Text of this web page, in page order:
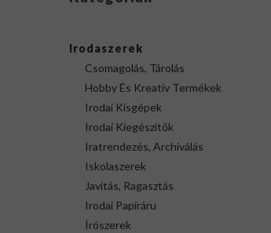
Irodaszerek
Csomagolás, Tárolás
Hobby És Kreatív Termékek
Irodai Kisgépek
Irodai Kiegészítők
Iratrendezés, Archiválás
Iskolaszerek
Javítás, Ragasztás
Irodai Papíráru
Írószerek